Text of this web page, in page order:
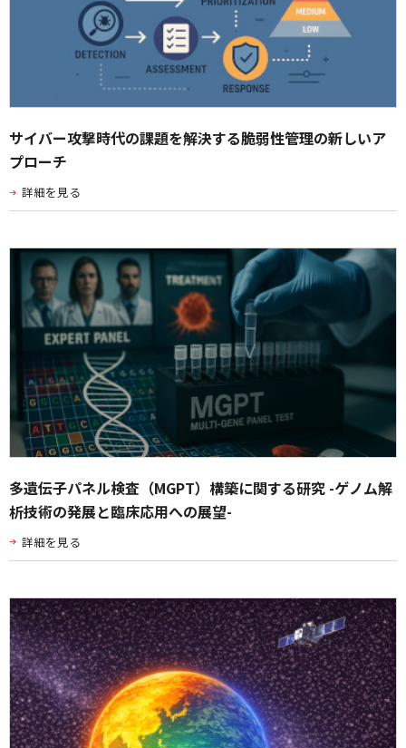
サイバー攻撃時代の課題を解決する脆弱性管理の新しいア
プローチ
詳細を見る
多遺伝子パネル検査（MGPT）構築に関する研究 -ゲノム解
析技術の発展と臨床応用への展望-
詳細を見る